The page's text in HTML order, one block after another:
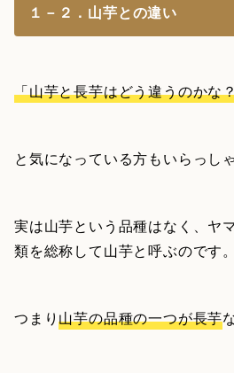
１－２．山芋との違い
「山芋と長芋はどう違うのかな
と気になっている方もいらっし
実は山芋という品種はなく、ヤ
類を総称して山芋と呼ぶのです。
つまり山芋の品種の一つが長芋